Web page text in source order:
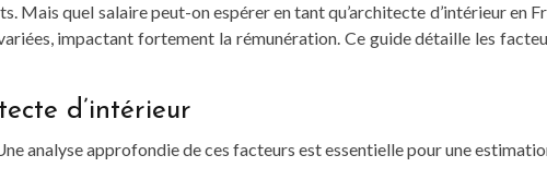
Mais quel salaire peut-on espérer en tant qu’architecte d’intérieur en
impactant fortement la rémunération. Ce guide détaille les
d’intérieur
analyse approfondie de ces facteurs est essentielle pour une